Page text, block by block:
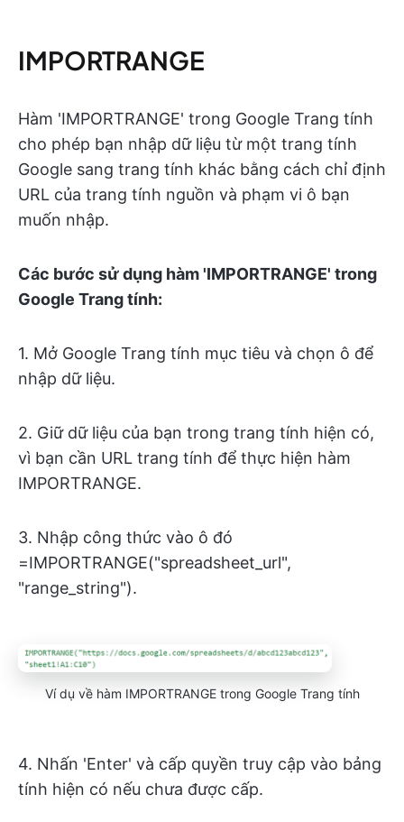
IMPORTRANGE
Hàm 'IMPORTRANGE' trong Google Trang tính
cho phép bạn nhập dữ liệu từ một trang tính
Google sang trang tính khác bằng cách chỉ định
URL của trang tính nguồn và phạm vi ô bạn
muốn nhập.
Các bước sử dụng hàm 'IMPORTRANGE' trong
Google Trang tính:
1. Mở Google Trang tính mục tiêu và chọn ô để
nhập dữ liệu.
2. Giữ dữ liệu của bạn trong trang tính hiện có,
vì bạn cần URL trang tính để thực hiện hàm
IMPORTRANGE.
3. Nhập công thức vào ô đó
=IMPORTRANGE("spreadsheet_url",
"range_string").
Ví dụ về hàm IMPORTRANGE trong Google Trang tính
4. Nhấn 'Enter' và cấp quyền truy cập vào bảng
tính hiện có nếu chưa được cấp.